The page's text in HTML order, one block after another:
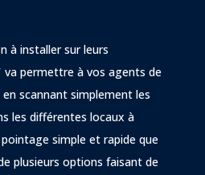
à installer sur leurs
va permettre à vos agents de
scannant simplement les
les différentes locaux à
simple et rapide que
plusieurs options faisant de